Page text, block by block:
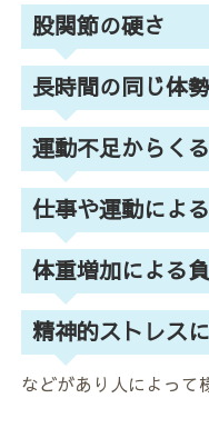
股関節の硬さ
長時間の同じ体
運動不足からくる
仕事や運動によ
体重増加による
精神的ストレス
などがあり人によって